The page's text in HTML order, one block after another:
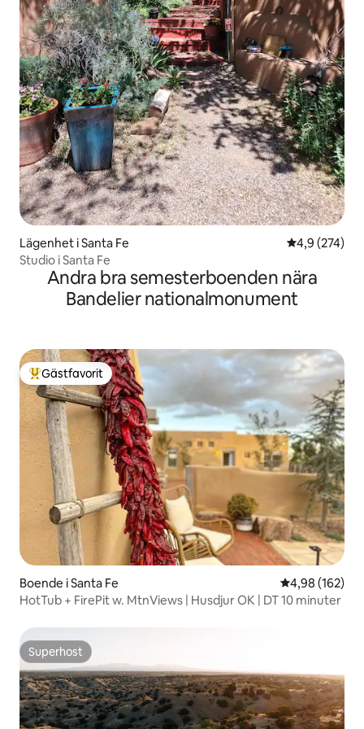
Lägenhet i Santa Fe 4,9 av 5 i
4,9 (274)
Studio i Santa Fe
Andra bra semesterboenden nära
Bandelier nationalmonument
Populär gästfavorit
Gästfavorit
Boende i Santa Fe 4,98 av 5 i
4,98 (162)
HotTub + FirePit w. MtnViews | Husdjur OK | DT 10 minuter
Superhost
Superhost